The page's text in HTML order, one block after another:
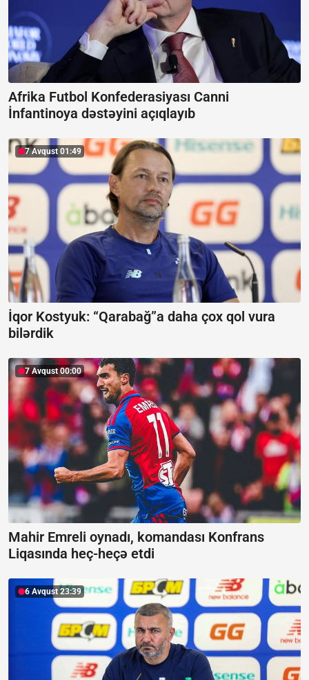
Afrika Futbol Konfederasiyası Canni
İnfantinoya dəstəyini açıqlayıb
7 Avqust 01:49
İqor Kostyuk: “Qarabağ”a daha çox qol vura
bilərdik
7 Avqust 00:00
Mahir Emreli oynadı, komandası Konfrans
Liqasında heç-heçə etdi
6 Avqust 23:39